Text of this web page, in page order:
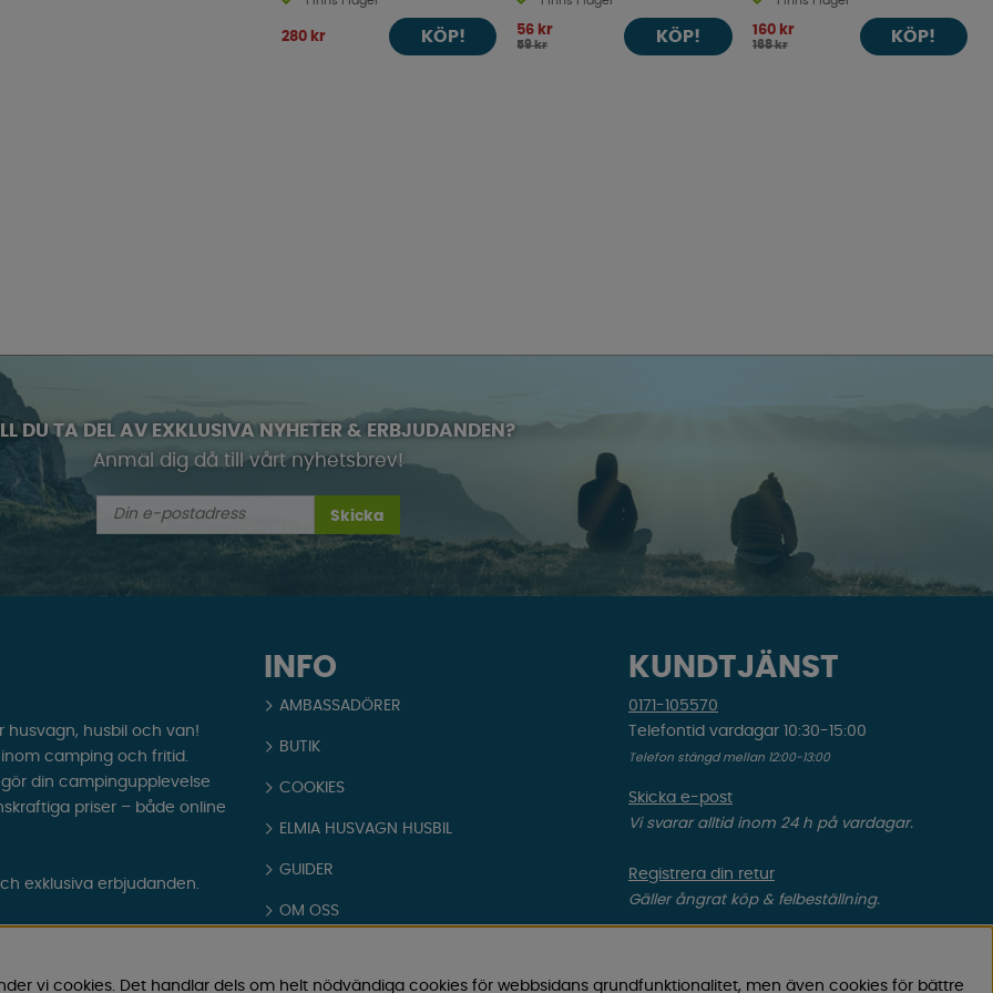
280 kr KÖP! 56 kr
59 kr KÖP! 160 kr
168 kr KÖP!
DU TA DEL AV EXKLUSIVA NYHETER & ERBJUDANDEN?
Anmäl dig då till vårt nyhetsbrev!
Skicka
INFO
AMBASSADÖRER
BUTIK
COOKIES
ELMIA HUSVAGN HUSBIL
GUIDER
OM OSS
KUNDTJÄNST
0171-105570
Telefontid vardagar 10:30-15:00
Telefon stängd mellan 12:00-13:00
Skicka e-post
Vi svarar alltid inom 24 h på vardagar.
Registrera din retur
Gäller ångrat köp & felbeställning.
Gäller defekt vara, transportskada etc.
husvagn, husbil och van!
camping och fritid.
din campingupplevelse
priser – både online
exklusiva erbjudanden.
vi cookies. Det handlar dels om helt nödvändiga cookies för webbsidans grundfunktionalitet, men även cookies för bättre